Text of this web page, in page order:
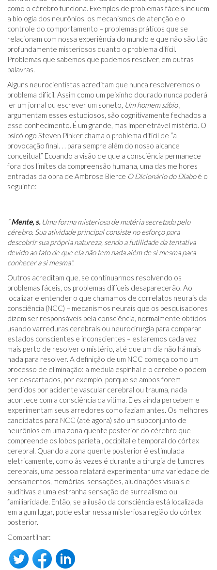
como o cérebro funciona. Exemplos de problemas fáceis incluem
a biologia dos neurônios, os mecanismos de atenção e o
controle do comportamento – problemas práticos que se
relacionam com nossa experiência do mundo e que não são tão
profundamente misteriosos quanto o problema difícil.
Problemas que sabemos que podemos resolver, em outras
palavras.
Alguns neurocientistas acreditam que nunca resolveremos o
problema difícil. Assim como um peixinho dourado nunca poderá
ler um jornal ou escrever um soneto, Um homem sábio,
argumentam esses estudiosos, são cognitivamente fechados a
esse conhecimento. É um grande, mas impenetrável mistério. O
psicólogo Steven Pinker chama o problema difícil de “a
provocação final. . . para sempre além do nosso alcance
conceitual.” Ecoando a visão de que a consciência permanece
fora dos limites da compreensão humana, uma das melhores
entradas da obra de Ambrose Bierce O Dicionário do Diaboé o
seguinte:
“Mente, s.Uma forma misteriosa de matéria secretada pelo
cérebro. Sua atividade principal consiste no esforço para
descobrir sua própria natureza, sendo a futilidade da tentativa
devido ao fato de que ela não tem nada além de si mesma para
conhecer a si mesma”.
Outros acreditam que, se continuarmos resolvendo os
problemas fáceis, os problemas difíceis desaparecerão. Ao
localizar e entender o que chamamos de correlatos neurais da
consciência (NCC) – mecanismos neurais que os pesquisadores
dizem ser responsáveis ​​​​pela consciência, normalmente obtidos
usando varreduras cerebrais ou neurocirurgia para comparar
estados conscientes e inconscientes – estaremos cada vez
mais perto de resolver o mistério, até que um dia não há mais
nada para resolver. A definição de um NCC começa como um
processo de eliminação: a medula espinhal e o cerebelo podem
ser descartados, por exemplo, porque se ambos forem
perdidos por acidente vascular cerebral ou trauma, nada
acontece com a consciência da vítima. Eles ainda percebem e
experimentam seus arredores como faziam antes. Os melhores
candidatos para NCC (até agora) são um subconjunto de
neurônios em uma zona quente posterior do cérebro que
compreende os lobos parietal, occipital e temporal do córtex
cerebral. Quando a zona quente posterior é estimulada
eletricamente, como às vezes é durante a cirurgia de tumores
cerebrais, uma pessoa relatará experimentar uma variedade de
pensamentos, memórias, sensações, alucinações visuais e
auditivas e uma estranha sensação de surrealismo ou
familiaridade. Então, se a ilusão da consciência está localizada
em algum lugar, pode estar nessa misteriosa região do córtex
posterior.
Compartilhar: